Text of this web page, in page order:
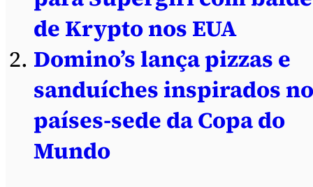
de Krypto nos EUA
Domino’s lança pizzas e
sanduíches inspirados
países-sede da Copa do
Mundo